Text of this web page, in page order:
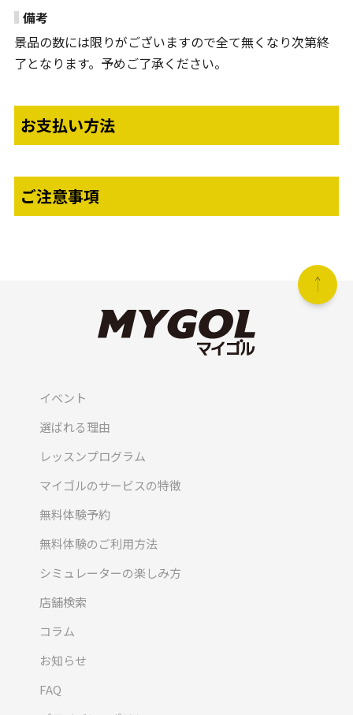
備考
景品の数には限りがございますので全て無くなり次第終
了となります。予めご了承ください。
お支払い方法
ご注意事項
イベント
選ばれる理由
レッスンプログラム
マイゴルのサービスの特徴
無料体験予約
無料体験のご利用方法
シミュレーターの楽しみ方
店舗検索
コラム
お知らせ
FAQ